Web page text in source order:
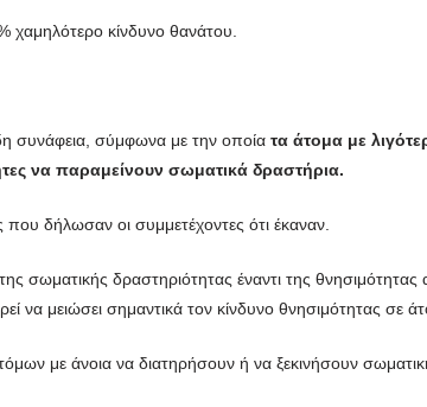
χαμηλότερο κίνδυνο θανάτου.
συνάφεια, σύμφωνα με την οποία τα άτομα με
να παραμείνουν σωματικά δραστήρια.
που δήλωσαν οι συμμετέχοντες ότι έκαναν.
σωματικής δραστηριότητας έναντι της θνησιμότητας
να μειώσει σημαντικά τον κίνδυνο θνησιμότητας σε
με άνοια να διατηρήσουν ή να ξεκινήσουν